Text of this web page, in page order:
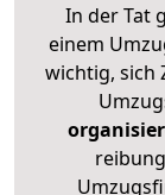
In der Tat
einem
wichtig, sich